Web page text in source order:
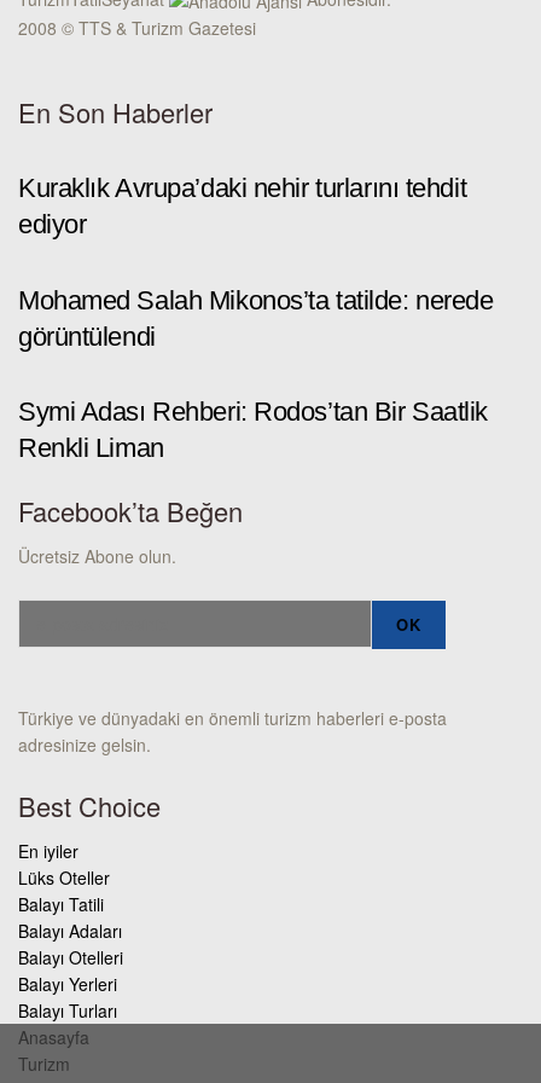
2008 © TTS & Turizm Gazetesi
En Son Haberler
Kuraklık Avrupa’daki nehir turlarını tehdit
ediyor
Mohamed Salah Mikonos’ta tatilde: nerede
görüntülendi
Symi Adası Rehberi: Rodos’tan Bir Saatlik
Renkli Liman
Facebook’ta Beğen
Ücretsiz Abone olun.
Türkiye ve dünyadaki en önemli turizm haberleri e-posta
adresinize gelsin.
Best Choice
En iyiler
Lüks Oteller
Balayı Tatili
Balayı Adaları
Balayı Otelleri
Balayı Yerleri
Balayı Turları
Anasayfa
Turizm